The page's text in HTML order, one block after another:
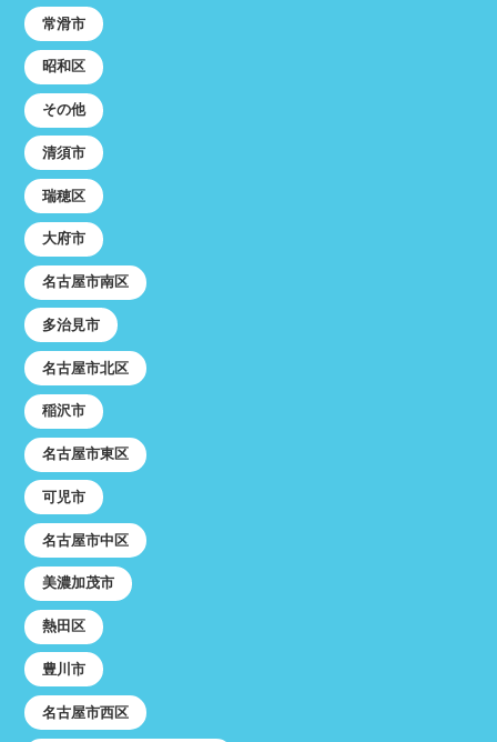
常滑市
昭和区
その他
清須市
瑞穂区
大府市
名古屋市南区
多治見市
名古屋市北区
稲沢市
名古屋市東区
可児市
名古屋市中区
美濃加茂市
熱田区
豊川市
名古屋市西区